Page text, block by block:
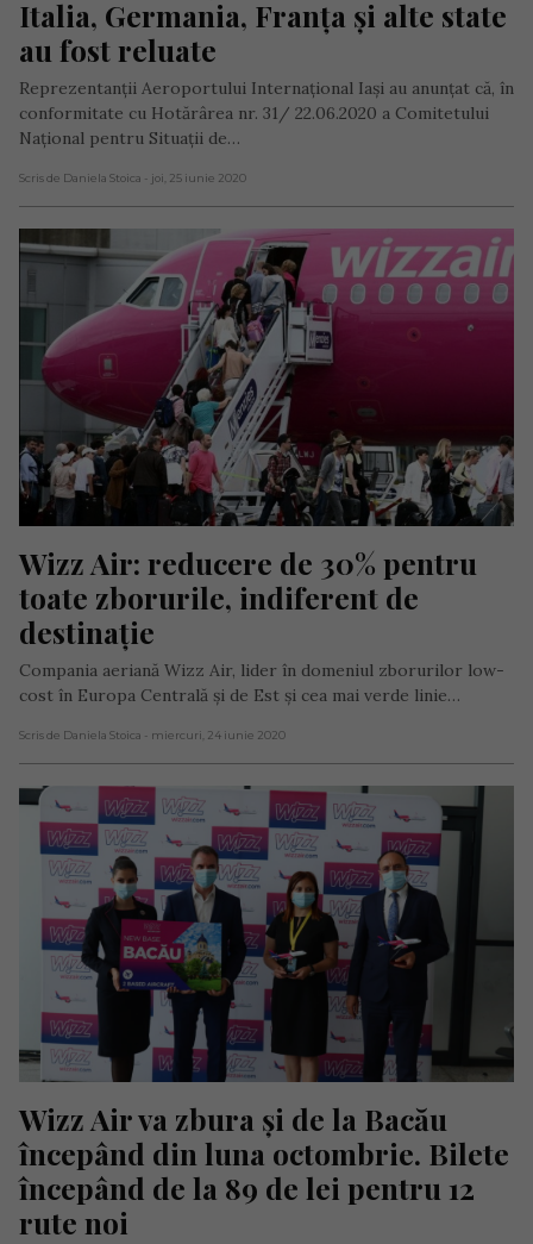
Italia, Germania, Franța și alte state
au fost reluate
Reprezentanții Aeroportului Internațional Iași au anunțat că, în
conformitate cu Hotărârea nr. 31/ 22.06.2020 a Comitetului
Național pentru Situații de…
Scris de Daniela Stoica - joi, 25 iunie 2020
Wizz Air: reducere de 30% pentru
toate zborurile, indiferent de
destinație
Compania aeriană Wizz Air, lider în domeniul zborurilor low-
cost în Europa Centrală și de Est și cea mai verde linie…
Scris de Daniela Stoica - miercuri, 24 iunie 2020
Wizz Air va zbura și de la Bacău
începând din luna octombrie. Bilete
începând de la 89 de lei pentru 12
rute noi